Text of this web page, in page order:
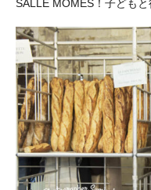
SALLE MÔMES！子ども